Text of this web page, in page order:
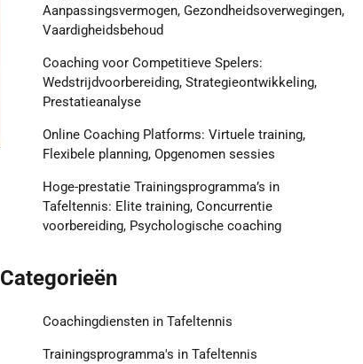
Aanpassingsvermogen, Gezondheidsoverwegingen,
Vaardigheidsbehoud
Coaching voor Competitieve Spelers:
Wedstrijdvoorbereiding, Strategieontwikkeling,
Prestatieanalyse
Online Coaching Platforms: Virtuele training,
Flexibele planning, Opgenomen sessies
Hoge-prestatie Trainingsprogramma’s in
Tafeltennis: Elite training, Concurrentie
voorbereiding, Psychologische coaching
Categorieën
Coachingdiensten in Tafeltennis
Trainingsprogramma's in Tafeltennis